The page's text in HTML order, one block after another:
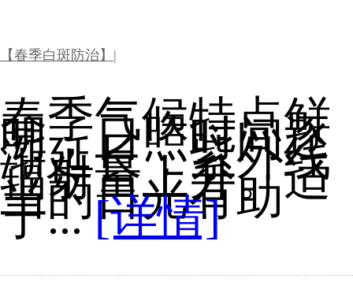
【春季白斑防治】|
春季气候特点鲜
明，日照时间逐
渐延长，紫外线
辐射量上升。适
当的日光有助
于...[详情]